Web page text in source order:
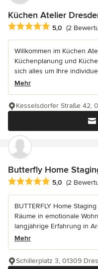
Küchen Atelier
Durchschnittliche
5,0 (2
Willkommen im Küchen
Küchenplanung und
sich alles um Ihre
Mehr
Kesselsdorfer Straße 42,
Butterfly Home
Durchschnittliche
5,0 (2
BUTTERFLY Home
Räume in emotionale
langjährige Erfahrung in
Mehr
Schillerplatz 3, 01309